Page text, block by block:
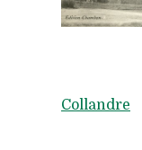
Collandre